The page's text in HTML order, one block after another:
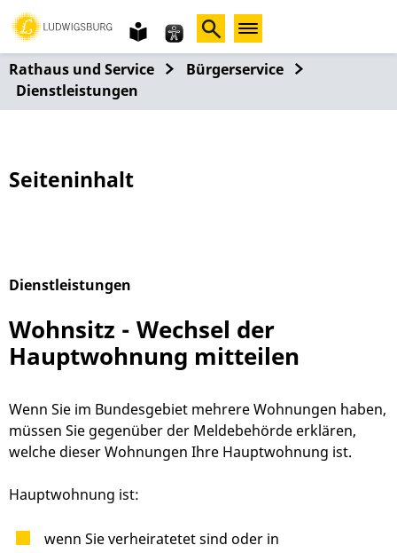
Gebärdensprache
leichte
Sprache
Rathaus und Service
Bürgerservice
Dienstleistungen
Seiteninhalt
Dienstleistungen
Wohnsitz - Wechsel der
Hauptwohnung mitteilen
Wenn Sie im Bundesgebiet mehrere Wohnungen haben,
müssen Sie gegenüber der Meldebehörde erklären,
welche dieser Wohnungen Ihre Hauptwohnung ist.
Hauptwohnung ist:
wenn Sie verheiratetet sind oder in